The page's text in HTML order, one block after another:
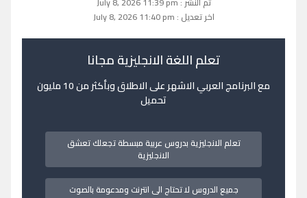
اخر تعديل : July 8, 2026 11:40 pm
تعلم اللغة الانجليزية مجانا
مع البرنامج العربي الاشهر على الاطلاق وبأكثر من 10 مليون
تحميل
تعلم الانجليزية بدروس عربية مبسطة تجعلك تعشق
الانجليزية
جميع الدروس لا تحتاج الى انترنت ومدعومة بالصوت